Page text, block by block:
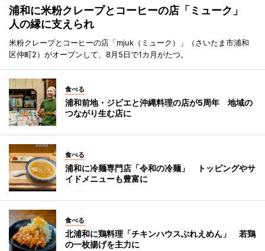
浦和に米粉クレープとコーヒーの店「ミューク」
人の縁に支えられ
米粉クレープとコーヒーの店「mjuk（ミューク）」（さいたま市浦和
区仲町2）がオープンして、8月5日で1カ月がたつ。
食べる
浦和前地・ジビエと沖縄料理の店が5周年 地域の
つながり生む店に
食べる
浦和に冷麺専門店「令和の冷麺」 トッピングやサ
イドメニューも豊富に
食べる
北浦和に鶏料理「チキンハウスぶれえめん」 若鶏
の一枚揚げを主力に